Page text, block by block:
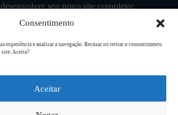
Consentimento
experiência e analisar a navegação. Recusar ou retirar o consentimento
site. Aceita?
Aceitar
seu novo site completo:
L94 Design